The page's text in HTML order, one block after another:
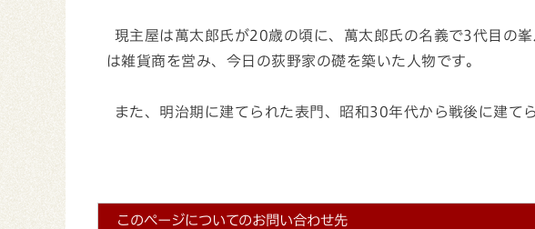
現主屋は萬太郎氏が20歳の頃に、萬太郎氏の名義で3代目の
は雑貨商を営み、今日の荻野家の礎を築いた人物です。
また、明治期に建てられた表門、昭和30年代から戦後に建て
このページについてのお問い合わせ先